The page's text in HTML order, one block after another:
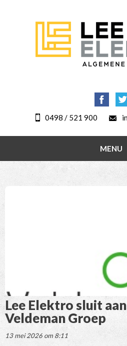
0498 / 521 900
MENU
Lee Elektro sluit
Veldeman Groep
13 mei 2026 om 8:11